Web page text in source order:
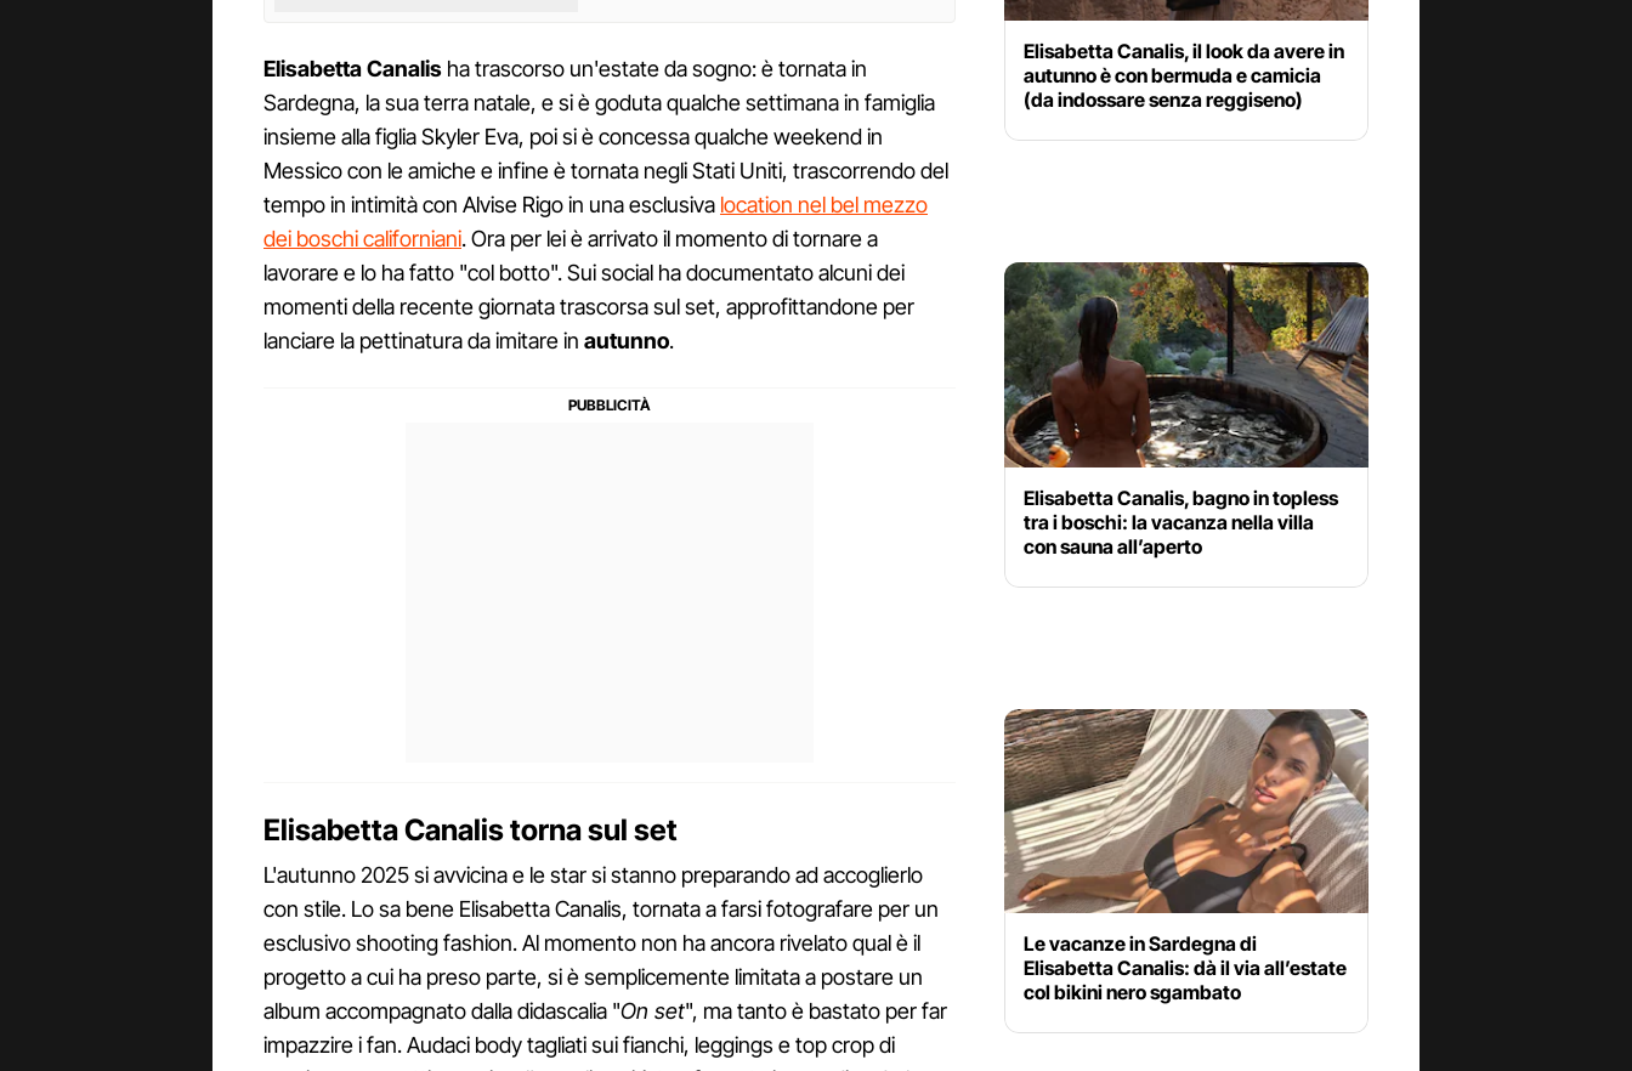
Elisabetta Canalis ha trascorso un'estate da sogno: è tornata in
Sardegna, la sua terra natale, e si è goduta qualche settimana in famiglia
insieme alla figlia Skyler Eva, poi si è concessa qualche weekend in
Messico con le amiche e infine è tornata negli Stati Uniti, trascorrendo del
tempo in intimità con Alvise Rigo in una esclusiva location nel bel mezzo
dei boschi californiani. Ora per lei è arrivato il momento di tornare a
lavorare e lo ha fatto "col botto". Sui social ha documentato alcuni dei
momenti della recente giornata trascorsa sul set, approfittandone per
lanciare la pettinatura da imitare in autunno.
Elisabetta Canalis torna sul set
L'autunno 2025 si avvicina e le star si stanno preparando ad accoglierlo
con stile. Lo sa bene Elisabetta Canalis, tornata a farsi fotografare per un
esclusivo shooting fashion. Al momento non ha ancora rivelato qual è il
progetto a cui ha preso parte, si è semplicemente limitata a postare un
album accompagnato dalla didascalia "On set", ma tanto è bastato per far
impazzire i fan. Audaci body tagliati sui fianchi, leggings e top crop di
Elisabetta Canalis, il look da avere in
autunno è con bermuda e camicia
(da indossare senza reggiseno)
Elisabetta Canalis, bagno in topless
tra i boschi: la vacanza nella villa
con sauna all’aperto
Le vacanze in Sardegna di
Elisabetta Canalis: dà il via all’estate
col bikini nero sgambato